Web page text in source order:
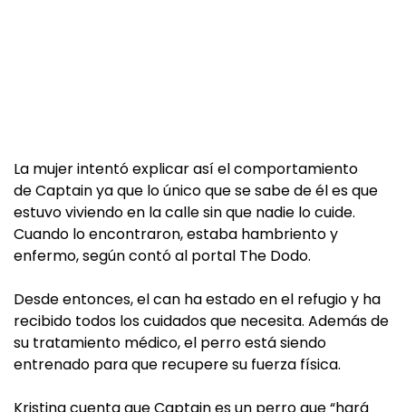
La mujer intentó explicar así el comportamiento
de Captain ya que lo único que se sabe de él es que
estuvo viviendo en la calle sin que nadie lo cuide.
Cuando lo encontraron, estaba hambriento y
enfermo, según contó al portal The Dodo.
Desde entonces, el can ha estado en el refugio y ha
recibido todos los cuidados que necesita. Además de
su tratamiento médico, el perro está siendo
entrenado para que recupere su fuerza física.